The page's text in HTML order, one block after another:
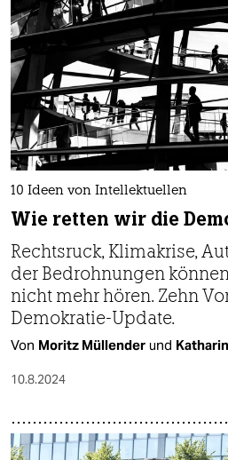
10 Ideen von Intellektuellen
Wie retten wir die
Rechtsruck, Klimakrise,
der Bedrohnungen
nicht mehr hören. Zehn
Demokratie-Update.
Von Moritz Müllender und
10.8.2024